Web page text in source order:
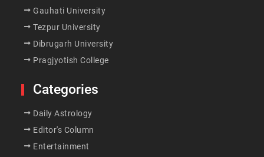
Gauhati University
Tezpur University
Dibrugarh University
Pragjyotish College
Categories
Daily Astrology
Editor's Column
Entertainment